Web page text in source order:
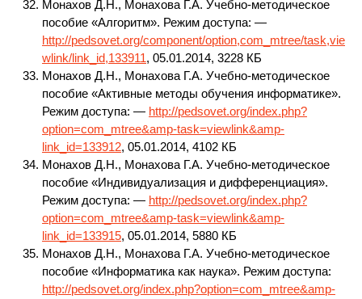
Монахов Д.Н., Монахова Г.А. Учебно-методическое
пособие «Алгоритм». Режим доступа: —
http://pedsovet.org/component/option,com_mtree/task,vie
wlink/link_id,133911, 05.01.2014, 3228 КБ
Монахов Д.Н., Монахова Г.А. Учебно-методическое
пособие «Активные методы обучения информатике».
Режим доступа: — http://pedsovet.org/index.php?
option=com_mtree&amp-task=viewlink&amp-
link_id=133912, 05.01.2014, 4102 КБ
Монахов Д.Н., Монахова Г.А. Учебно-методическое
пособие «Индивидуализация и дифференциация».
Режим доступа: — http://pedsovet.org/index.php?
option=com_mtree&amp-task=viewlink&amp-
link_id=133915, 05.01.2014, 5880 КБ
Монахов Д.Н., Монахова Г.А. Учебно-методическое
пособие «Информатика как наука». Режим доступа:
http://pedsovet.org/index.php?option=com_mtree&amp-